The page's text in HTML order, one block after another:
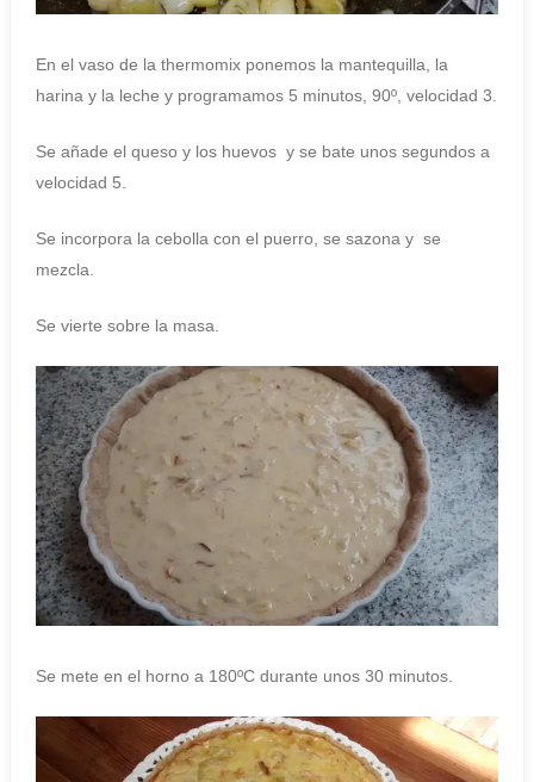
En el vaso de la thermomix ponemos la mantequilla, la
harina y la leche y programamos 5 minutos, 90º, velocidad 3.
Se añade el queso y los huevos y se bate unos segundos a
velocidad 5.
Se incorpora la cebolla con el puerro, se sazona y se
mezcla.
Se vierte sobre la masa.
Se mete en el horno a 180ºC durante unos 30 minutos.